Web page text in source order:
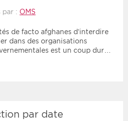
par : OMS
de facto afghanes d’interdire
dans des organisations
est un coup dur…
par date